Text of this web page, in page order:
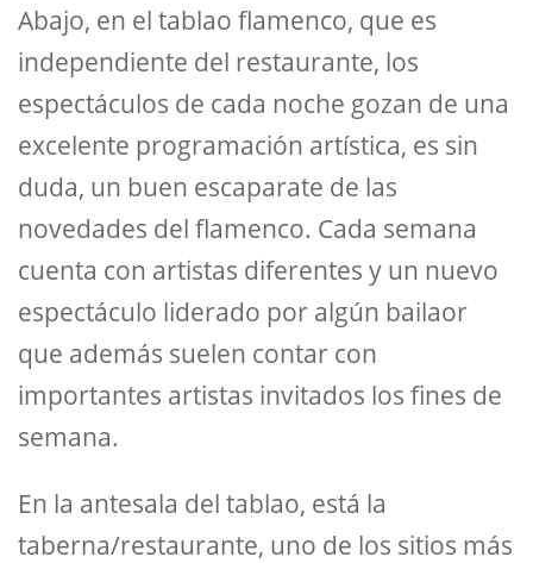
Abajo, en el tablao flamenco, que es
independiente del restaurante, los
espectáculos de cada noche gozan de una
excelente programación artística, es sin
duda, un buen escaparate de las
novedades del flamenco. Cada semana
cuenta con artistas diferentes y un nuevo
espectáculo liderado por algún bailaor
que además suelen contar con
importantes artistas invitados los fines de
semana.
En la antesala del tablao, está la
taberna/restaurante, uno de los sitios más